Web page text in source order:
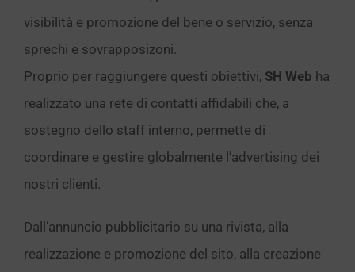
visibilità e promozione del bene o servizio, senza
sprechi e sovrapposizoni.
Proprio per raggiungere questi obiettivi, SH Web ha
realizzato una rete di contatti affidabili che, a
sostegno dello staff interno, permette di
coordinare e gestire globalmente l’advertising dei
nostri clienti.
Dall’annuncio pubblicitario su una rivista, alla
realizzazione e promozione del sito, alla creazione